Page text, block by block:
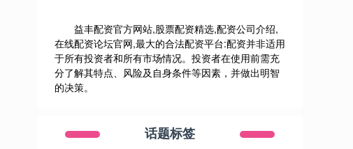
益丰配资官方网站,股票配资精选,配资公司介绍,
在线配资论坛官网,最大的合法配资平台:配资并非适用
于所有投资者和所有市场情况。投资者在使用前需充
分了解其特点、风险及自身条件等因素，并做出明智
的决策。
话题标签